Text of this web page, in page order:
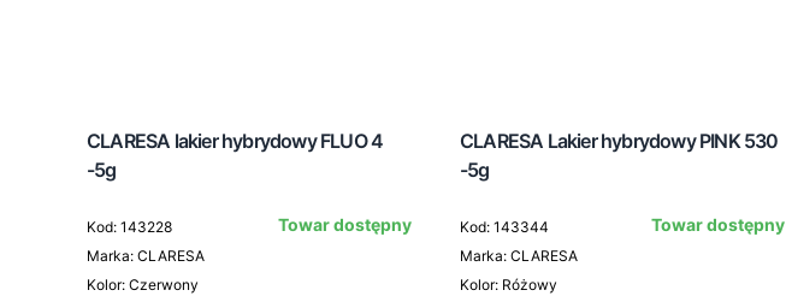
CLARESA lakier hybrydowy FLUO 4
-5g
Kod: 143228
Marka: CLARESA
Kolor: Czerwony
Towar dostępny
CLARESA Lakier hybrydowy PINK 530
-5g
Kod: 143344
Marka: CLARESA
Kolor: Różowy
Towar dostępny